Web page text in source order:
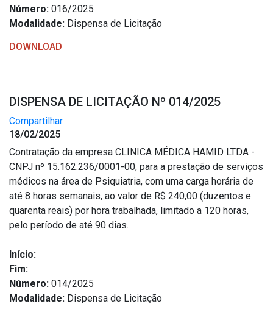
Número: 016/2025
Modalidade: Dispensa de Licitação
DOWNLOAD
DISPENSA DE LICITAÇÃO Nº 014/2025
Compartilhar
18/02/2025
Contratação da empresa CLINICA MÉDICA HAMID LTDA -
CNPJ nº 15.162.236/0001-00, para a prestação de serviços
médicos na área de Psiquiatria, com uma carga horária de
até 8 horas semanais, ao valor de R$ 240,00 (duzentos e
quarenta reais) por hora trabalhada, limitado a 120 horas,
pelo período de até 90 dias.
Início:
Fim:
Número: 014/2025
Modalidade: Dispensa de Licitação